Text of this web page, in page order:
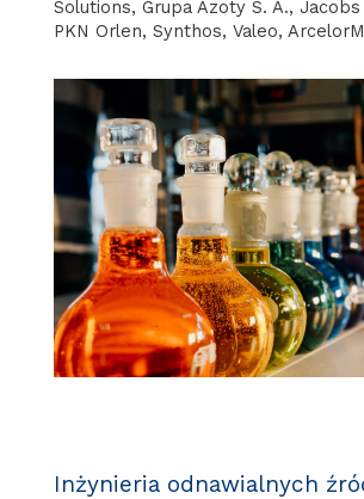
Solutions, Grupa Azoty S. A.,
PKN Orlen, Synthos, Valeo,
Inżynieria odnawialnych